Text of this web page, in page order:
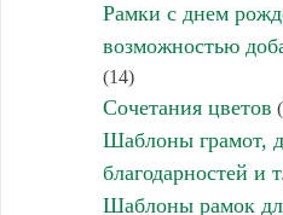
Рамки с днем
возможностью
(14)
Сочетания цветов
Шаблоны грамот,
благодарностей и
Шаблоны рамок